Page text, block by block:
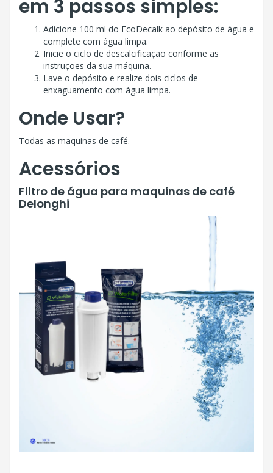
em 3 passos simples:
Adicione 100 ml do EcoDecalk ao depósito de água e
complete com água limpa.
Inicie o ciclo de descalcificação conforme as
instruções da sua máquina.
Lave o depósito e realize dois ciclos de
enxaguamento com água limpa.
Onde Usar?
Todas as maquinas de café.
Acessórios
Filtro de água para maquinas de café
Delonghi